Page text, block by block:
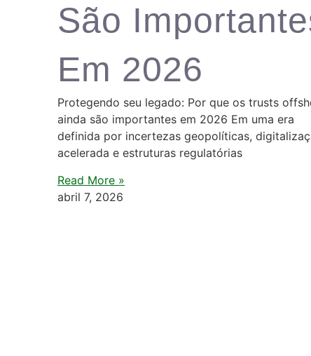
São
Em 2026
Protegendo seu legado: Por que os trusts
ainda são importantes em 2026 Em uma era
definida por incertezas geopolíticas,
acelerada e estruturas regulatórias
Read More »
abril 7, 2026